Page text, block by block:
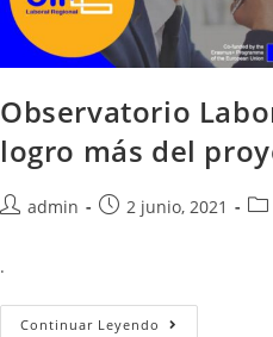
Observatorio
logro más del
admin 2 junio, 2021
.
Continuar Leyendo